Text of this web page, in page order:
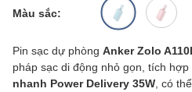
Màu sắc:
Pin sạc dự phòng Anker Zolo
pháp sạc di động nhỏ gọn, tích hợp
nhanh Power Delivery 35W , có